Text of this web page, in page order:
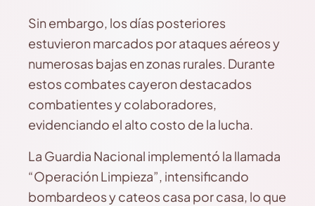
Sin embargo, los días posteriores
estuvieron marcados por ataques aéreos y
numerosas bajas en zonas rurales. Durante
estos combates cayeron destacados
combatientes y colaboradores,
evidenciando el alto costo de la lucha.
La Guardia Nacional implementó la llamada
“Operación Limpieza”, intensificando
bombardeos y cateos casa por casa, lo que